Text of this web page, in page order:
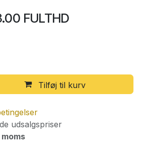
FULTHD
Tilføj til kurv
udsalgspriser